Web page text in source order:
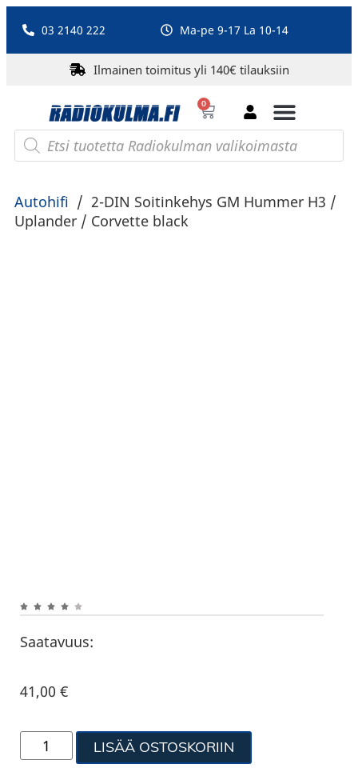
03 2140 222 Ma-pe 9-17 La 10-14
Ilmainen toimitus yli 140€ tilauksiin
0
Autohifi / 2-DIN Soitinkehys GM Hummer H3 /
Uplander / Corvette black
Saatavuus:
41,00€
LISÄÄ OSTOSKORIIN